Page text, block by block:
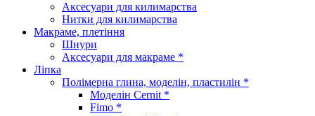
Аксесуари для килимарства
Нитки для килимарства
Макраме, плетіння
Шнури
Аксесуари для макраме *
Ліпка
Полімерна глина, моделін, пластилін *
Моделін Cernit *
Fimo *